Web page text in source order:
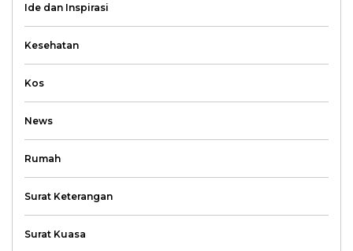
Ide dan Inspirasi
Kesehatan
Kos
News
Rumah
Surat Keterangan
Surat Kuasa